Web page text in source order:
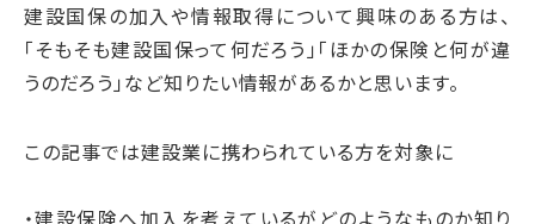
建設国保の加入や情報取得について興味のある方は、
「そもそも建設国保って何だろう」「ほかの保険と何が違
うのだろう」など知りたい情報があるかと思います。
この記事では建設業に携わられている方を対象に
・建設保険へ加入を考えているがどのようなものか知り